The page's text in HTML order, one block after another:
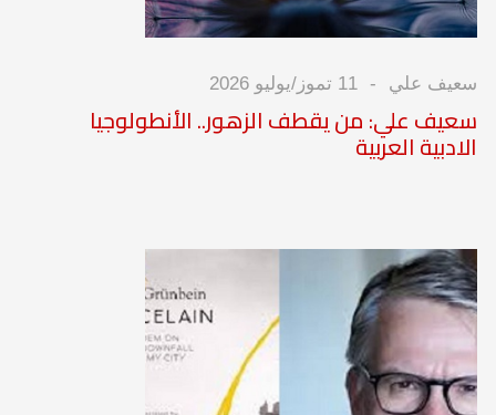
سعيف علي 11 تموز/يوليو 2026
سعيف علي: من يقطف الزهور.. الأنطولوجيا
الادبية العربية